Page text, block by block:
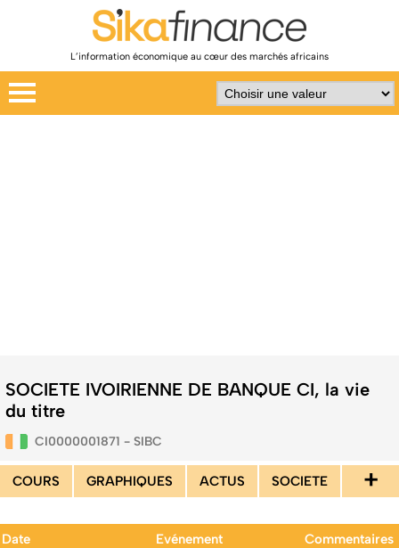
L’information économique au cœur des marchés africains
SOCIETE IVOIRIENNE DE BANQUE CI, la vie
du titre
CI0000001871 - SIBC
COURS GRAPHIQUES ACTUS SOCIETE +
Date Evénement
Commentaires